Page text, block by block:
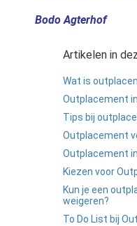
Bodo Agterhof
Artikelen in
Wat is
Outplacement
Tips bij
Outplacement
Outplacement
Kiezen voor
Kun je een
weigeren?
To Do List bij